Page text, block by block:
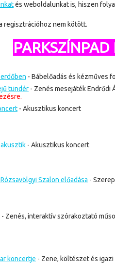
és weboldalunkat is, hiszen
regisztrációhoz nem kötött.
- Bábelőadás és kézműves
tündér - Zenés mesejáték Endrődi
- Akusztikus koncert
- Akusztikus koncert
Szalon előadása -
- Zenés, interaktív szórakoztató
koncertje - Zene, költészet és